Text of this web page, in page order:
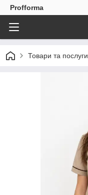
Profforma
Товари та послуги